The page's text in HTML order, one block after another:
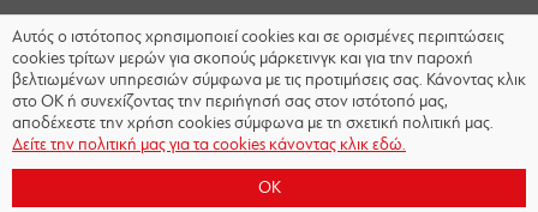
Αυτός ο ιστότοπος χρησιμοποιεί cookies και σε ορισμένες περιπτώσεις
cookies τρίτων μερών για σκοπούς μάρκετινγκ και για την παροχή
βελτιωμένων υπηρεσιών σύμφωνα με τις προτιμήσεις σας. Κάνοντας κλικ
στο OK ή συνεχίζοντας την περιήγησή σας στον ιστότοπό μας,
αποδέχεστε την χρήση cookies σύμφωνα με τη σχετική πολιτική μας.
Δείτε την πολιτική μας για τα cookies κάνοντας κλικ εδώ.
OK